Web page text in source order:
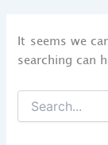
It seems we
searching can
Search
for: